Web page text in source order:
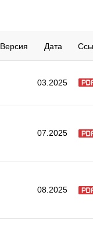
Версия Дата
03.2025
07.2025
08.2025